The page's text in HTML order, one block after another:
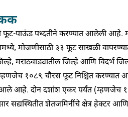
फूट-पाऊंडपध्दतीनेकरण्यात आलेली आहे.
, मोजणीसाठी ३३ फूट साखळी
, मराठवाड्यातीलजिल्हे आणि विदर्भ
१०८९चौरस फूटनिश्चितकरण्यात
आहे. दोन दशांश एकर पर्यंत (म्हणजेच
सद्यस्थितीतशेतजमिनींचेक्षेत्र हेक्टर